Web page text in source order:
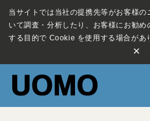
当サイトでは当社の提携先等がお客様の
いて調査・分析したり、お客様にお勧め
する目的で Cookie を使用する場合があ
×